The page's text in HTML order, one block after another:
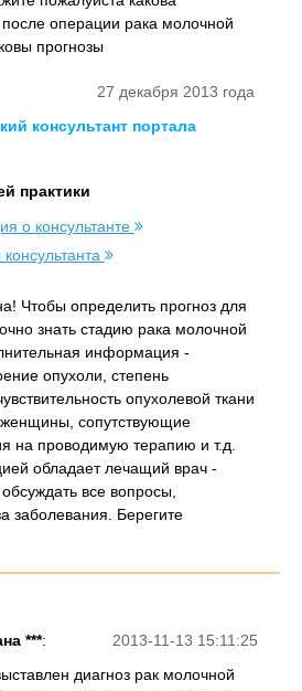
после операции рака молочной
прогнозы
27 декабря 2013 года
консультант портала
практики
о консультанте
Чтобы определить прогноз для
знать стадию рака молочной
информация -
опухоли, степень
опухолевой ткани
женщины, сопутствующие
на проводимую терапию и т.д.
обладает лечащий врач -
все вопросы,
заболевания. Берегите
2013-11-13 15:11:25
***:
диагноз рак молочной